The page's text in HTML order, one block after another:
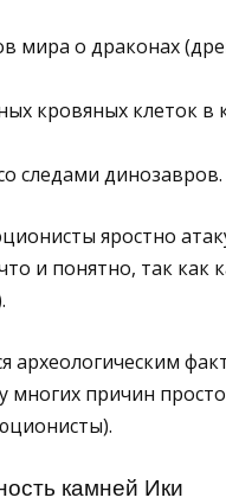
мира о драконах
кровяных клеток в
следами динозавров.
яростно
и понятно, так как
археологическим
причин
камней Ики